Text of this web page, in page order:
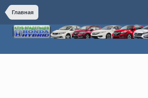
Главная